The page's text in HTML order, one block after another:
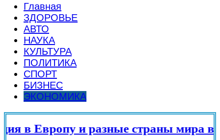
Главная
ЗДОРОВЬЕ
АВТО
НАУКА
КУЛЬТУРА
ПОЛИТИКА
СПОРТ
БИЗНЕС
ЭКОНОМИКА
Европу и разные страны мира в